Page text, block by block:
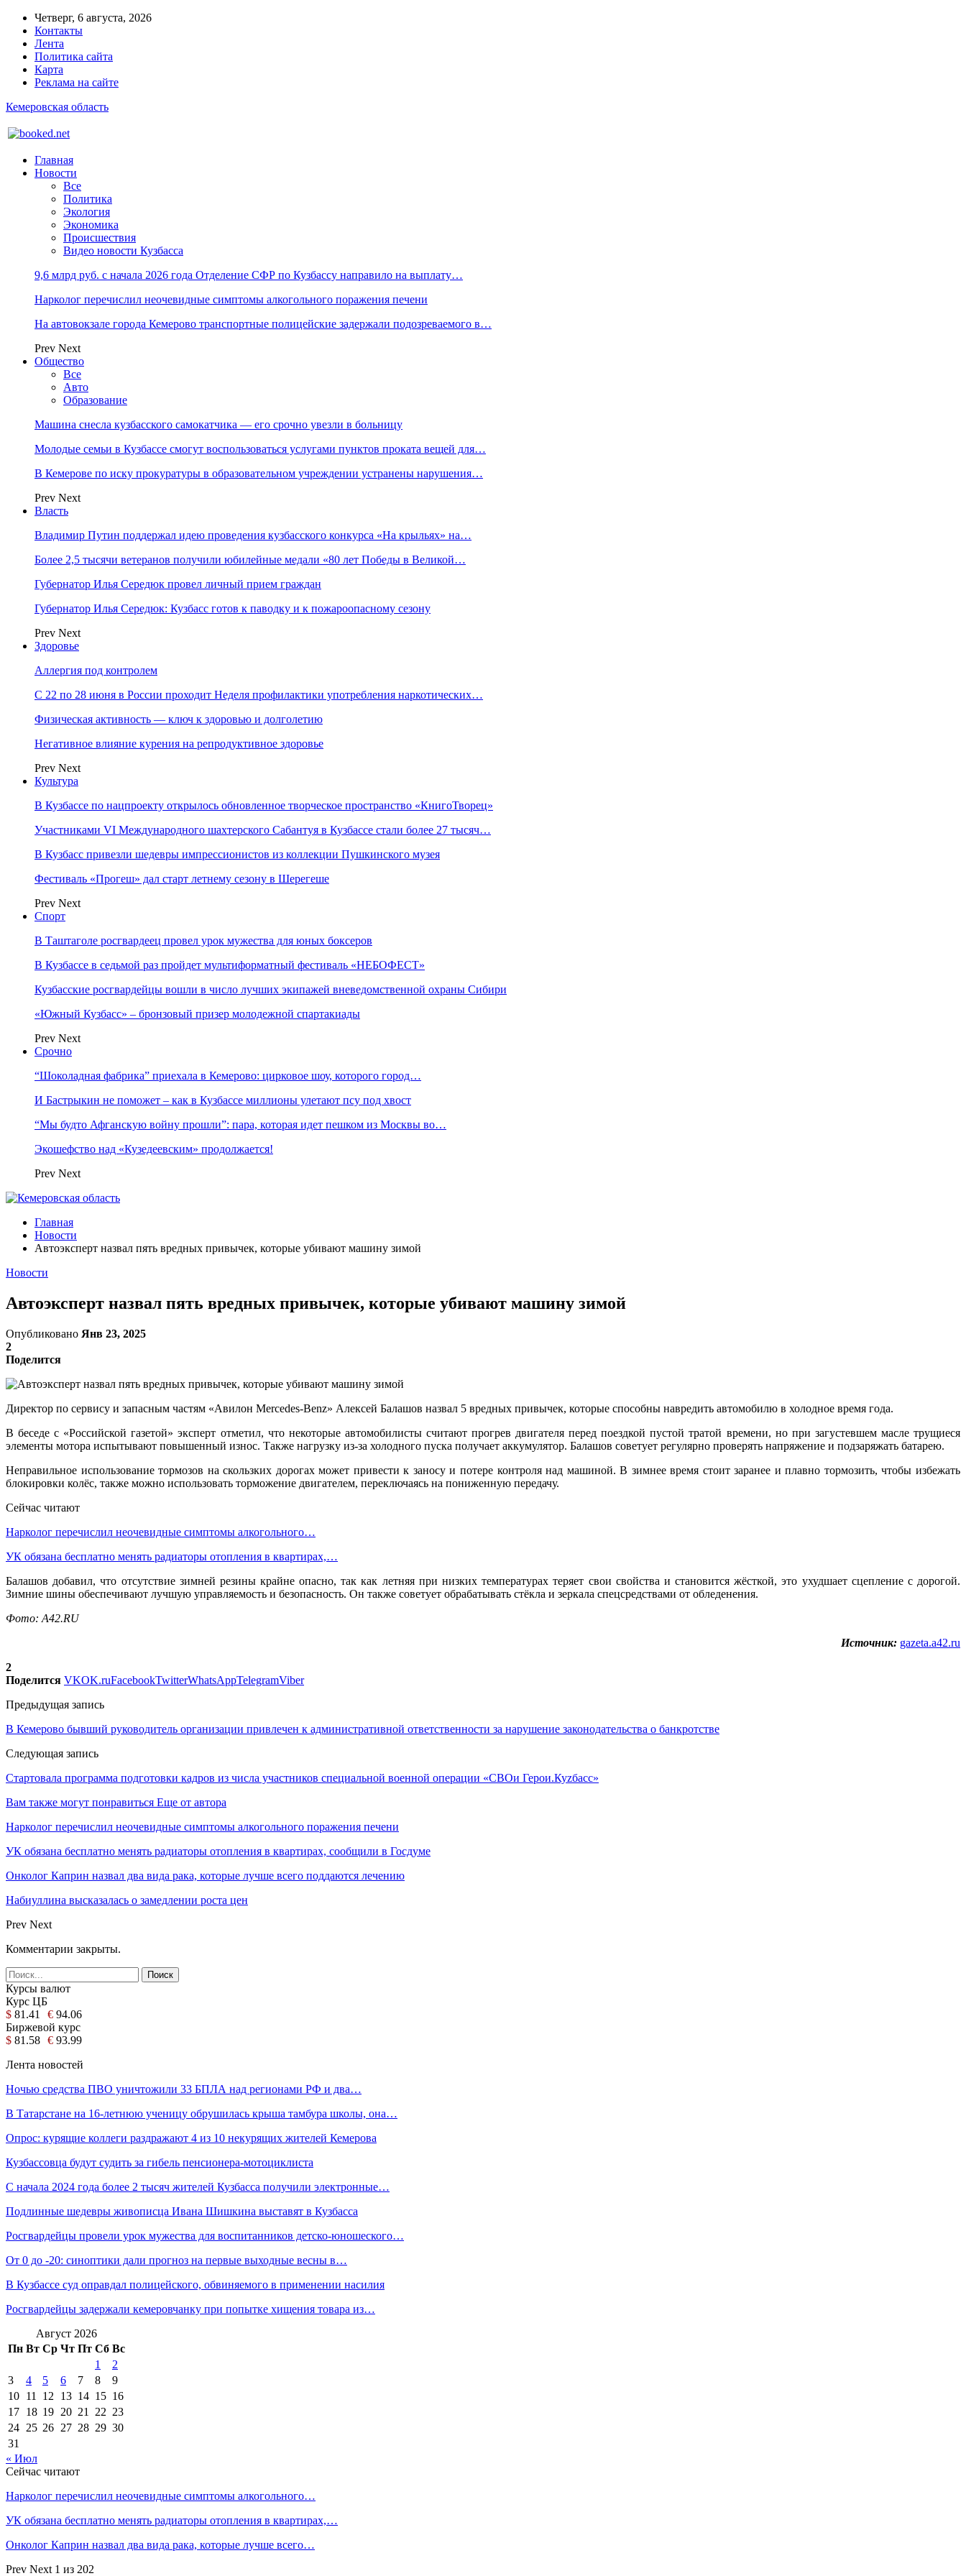
Четверг, 6 августа, 2026
Контакты
Лента
Политика сайта
Карта
Реклама на сайте
Кемеровская область
Главная
Новости
Все
Политика
Экология
Экономика
Происшествия
Видео новости Кузбасса
9,6 млрд руб. с начала 2026 года Отделение СФР по Кузбассу направило на выплату…
Нарколог перечислил неочевидные симптомы алкогольного поражения печени
На автовокзале города Кемерово транспортные полицейские задержали подозреваемого в…
Prev Next
Общество
Все
Авто
Образование
Машина снесла кузбасского самокатчика — его срочно увезли в больницу
Молодые семьи в Кузбассе смогут воспользоваться услугами пунктов проката вещей для…
В Кемерове по иску прокуратуры в образовательном учреждении устранены нарушения…
Prev Next
Власть
Владимир Путин поддержал идею проведения кузбасского конкурса «На крыльях» на…
Более 2,5 тысячи ветеранов получили юбилейные медали «80 лет Победы в Великой…
Губернатор Илья Середюк провел личный прием граждан
Губернатор Илья Середюк: Кузбасс готов к паводку и к пожароопасному сезону
Prev Next
Здоровье
Аллергия под контролем
С 22 по 28 июня в России проходит Неделя профилактики употребления наркотических…
Физическая активность — ключ к здоровью и долголетию
Негативное влияние курения на репродуктивное здоровье
Prev Next
Культура
В Кузбассе по нацпроекту открылось обновленное творческое пространство «КнигоТворец»
Участниками VI Международного шахтерского Сабантуя в Кузбассе стали более 27 тысяч…
В Кузбасс привезли шедевры импрессионистов из коллекции Пушкинского музея
Фестиваль «Прогеш» дал старт летнему сезону в Шерегеше
Prev Next
Спорт
В Таштаголе росгвардеец провел урок мужества для юных боксеров
В Кузбассе в седьмой раз пройдет мультиформатный фестиваль «НЕБОФЕСТ»
Кузбасские росгвардейцы вошли в число лучших экипажей вневедомственной охраны Сибири
«Южный Кузбасс» – бронзовый призер молодежной спартакиады
Prev Next
Срочно
“Шоколадная фабрика” приехала в Кемерово: цирковое шоу, которого город…
И Бастрыкин не поможет – как в Кузбассе миллионы улетают псу под хвост
“Мы будто Афганскую войну прошли”: пара, которая идет пешком из Москвы во…
Экошефство над «Кузедеевским» продолжается!
Prev Next
Главная
Новости
Автоэксперт назвал пять вредных привычек, которые убивают машину зимой
Новости
Автоэксперт назвал пять вредных привычек, которые убивают машину зимой
Опубликовано Янв 23, 2025
2
Поделится
Директор по сервису и запасным частям «Авилон Mercedes-Benz» Алексей Балашов назвал 5 вредных привычек, которые способны навредить автомобилю в холодное время года.
В беседе с «Российской газетой» эксперт отметил, что некоторые автомобилисты считают прогрев двигателя перед поездкой пустой тратой времени, но при загустевшем масле трущиеся
элементы мотора испытывают повышенный износ. Также нагрузку из-за холодного пуска получает аккумулятор. Балашов советует регулярно проверять напряжение и подзаряжать батарею.
Неправильное использование тормозов на скользких дорогах может привести к заносу и потере контроля над машиной. В зимнее время стоит заранее и плавно тормозить, чтобы избежать
блокировки колёс, также можно использовать торможение двигателем, переключаясь на пониженную передачу.
Сейчас читают
Нарколог перечислил неочевидные симптомы алкогольного…
УК обязана бесплатно менять радиаторы отопления в квартирах,…
Балашов добавил, что отсутствие зимней резины крайне опасно, так как летняя при низких температурах теряет свои свойства и становится жёсткой, это ухудшает сцепление с дорогой.
Зимние шины обеспечивают лучшую управляемость и безопасность. Он также советует обрабатывать стёкла и зеркала спецсредствами от обледенения.
Фото: А42.RU
Источник: gazeta.a42.ru
2
Поделится VKOK.ruFacebookTwitterWhatsAppTelegramViber
Предыдущая запись
В Кемерово бывший руководитель организации привлечен к административной ответственности за нарушение законодательства о банкротстве
Следующая запись
Стартовала программа подготовки кадров из числа участников специальной военной операции «СВОи Герои.Куzбасс»
Вам также могут понравиться Еще от автора
Нарколог перечислил неочевидные симптомы алкогольного поражения печени
УК обязана бесплатно менять радиаторы отопления в квартирах, сообщили в Госдуме
Онколог Каприн назвал два вида рака, которые лучше всего поддаются лечению
Набиуллина высказалась о замедлении роста цен
Prev Next
Комментарии закрыты.
Курсы валют
Курс ЦБ
$ 81.41 € 94.06
Биржевой курс
$ 81.58 € 93.99
Лента новостей
Ночью средства ПВО уничтожили 33 БПЛА над регионами РФ и два…
В Татарстане на 16-летнюю ученицу обрушилась крыша тамбура школы, она…
Опрос: курящие коллеги раздражают 4 из 10 некурящих жителей Кемерова
Кузбассовца будут судить за гибель пенсионера-мотоциклиста
С начала 2024 года более 2 тысяч жителей Кузбасса получили электронные…
Подлинные шедевры живописца Ивана Шишкина выставят в Кузбасса
Росгвардейцы провели урок мужества для воспитанников детско-юношеского…
От 0 до -20: синоптики дали прогноз на первые выходные весны в…
В Кузбассе суд оправдал полицейского, обвиняемого в применении насилия
Росгвардейцы задержали кемеровчанку при попытке хищения товара из…
Август 2026
Пн Вт Ср Чт Пт Сб Вс
1
2
3
4 5 6 7 8
9
10 11 12 13 14 15 16
17 18 19 20 21 22 23
24 25 26 27 28 29 30
31
« Июл
Сейчас читают
Нарколог перечислил неочевидные симптомы алкогольного…
УК обязана бесплатно менять радиаторы отопления в квартирах,…
Онколог Каприн назвал два вида рака, которые лучше всего…
Prev Next 1 из 202